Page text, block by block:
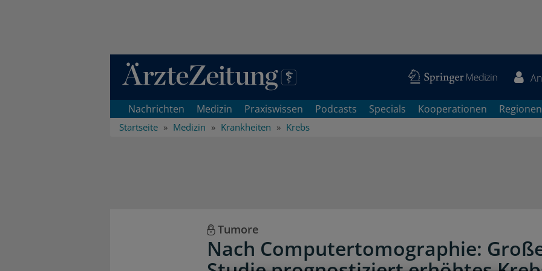
Direkt zum Inhaltsbereich
Nachrichten Medizin Praxiswissen Podcasts Specials Kooperationen Regionen
Startseite Medizin Krankheiten Krebs
Tumore
Nach Computertomographie: